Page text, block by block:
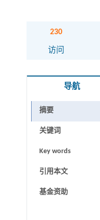
230
访问
导航
摘要
关键词
Key words
引用本文
基金资助